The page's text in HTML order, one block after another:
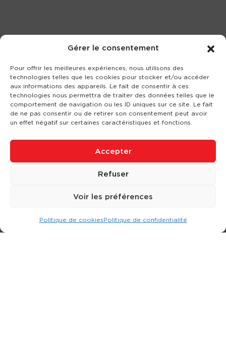
Gérer le consentement
Pour offrir les meilleures expériences, nous utilisons des
technologies telles que les cookies pour stocker et/ou accéder
aux informations des appareils. Le fait de consentir à ces
technologies nous permettra de traiter des données telles que le
comportement de navigation ou les ID uniques sur ce site. Le fait
de ne pas consentir ou de retirer son consentement peut avoir
un effet négatif sur certaines caractéristiques et fonctions.
Accepter
Refuser
Voir les préférences
Politique de cookiesPolitique de confidentialité